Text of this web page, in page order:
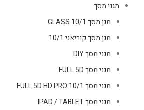
מגני מסך
מגן מסך GLASS 10/1
מגן מסך קוריאני 10/1
מגני מסך DIY
מגני מסך FULL 5D
מגני מסך FULL 5D HD PRO 10/1
מגני מסך IPAD / TABLET